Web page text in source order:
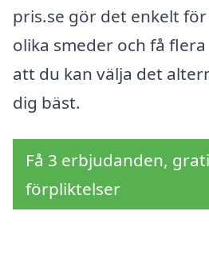
pris.se gör det enkelt
olika smeder och få
att du kan välja det
dig bäst.
Få 3 erbjudanden,
förpliktelser